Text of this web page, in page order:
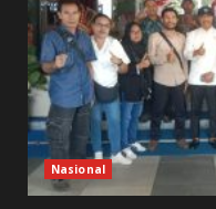
Nasional